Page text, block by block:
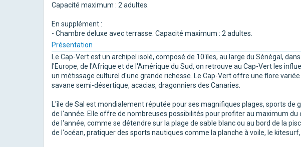
Capacité maximum : 2 adultes.
En supplément :
- Chambre deluxe avec terrasse. Capacité maximum : 2 adultes.
Présentation
Le Cap-Vert est un archipel isolé, composé de 10 îles, au large du Sénégal,
l'Europe, de l'Afrique et de l'Amérique du Sud, on retrouve au Cap-Vert les
un métissage culturel d'une grande richesse. Le Cap-Vert offre une flore
savane semi-désertique, acacias, dragonniers des Canaries.
L'île de Sal est mondialement réputée pour ses magnifiques plages, sports de
de l'année. Elle offre de nombreuses possibilités pour profiter au maximum du
de l'année, comme se détendre sur la plage de sable blanc ou au bord de la
de l'océan, pratiquer des sports nautiques comme la planche à voile, le